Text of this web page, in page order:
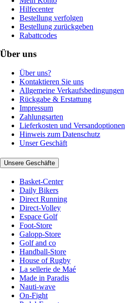
Hilfecenter
Bestellung verfolgen
Bestellung zurückgeben
Rabattcodes
Über uns
Über uns?
Kontaktieren Sie uns
Allgemeine Verkaufsbedingungen
Rückgabe & Erstattung
Impressum
Zahlungsarten
Lieferkosten und Versandoptionen
Hinweis zum Datenschutz
Unser Geschäft
Unsere Geschäfte
Basket-Center
Daily Bikers
Direct Running
Direct-Volley
Espace Golf
Foot-Store
Galopp-Store
Golf and co
Handball-Store
House of Rugby
La sellerie de Maé
Made in Paradis
Nauti-wave
On-Fight